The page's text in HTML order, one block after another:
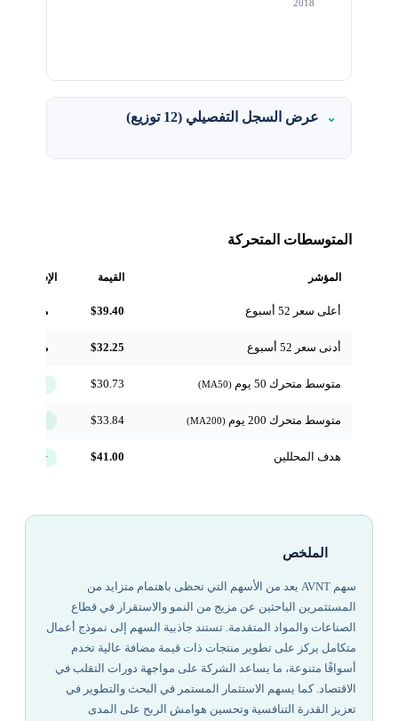
2018
عرض السجل التفصيلي (12 توزيع)
المتوسطات المتحركة
المؤشر القيمة الإشارة
أعلى سعر 52 أسبوع $39.40 مرجعي
أدنى سعر 52 أسبوع $32.25 مرجعي
متوسط متحرك 50 يوم $30.73 ↑ فوق
متوسط متحرك 200 يوم $33.84 ↑ فوق
هدف المحللين $41.00
+7.6%
الملخص
سهم AVNT يعد من الأسهم التي تحظى باهتمام متزايد من
المستثمرين الباحثين عن مزيج من النمو والاستقرار في قطاع
الصناعات والمواد المتقدمة. تستند جاذبية السهم إلى نموذج أعمال
متكامل يركز على تطوير منتجات ذات قيمة مضافة عالية تخدم
أسواقًا متنوعة، ما يساعد الشركة على مواجهة دورات التقلب في
الاقتصاد. كما يسهم الاستثمار المستمر في البحث والتطوير في
تعزيز القدرة التنافسية وتحسين هوامش الربح على المدى